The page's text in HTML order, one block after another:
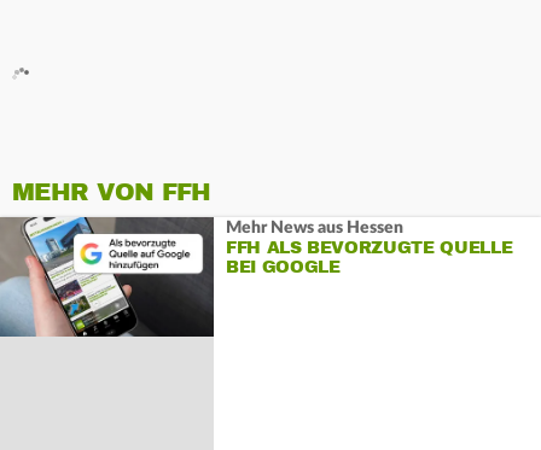
MEHR VON FFH
Mehr News aus Hessen
FFH ALS BEVORZUGTE QUELLE
BEI GOOGLE